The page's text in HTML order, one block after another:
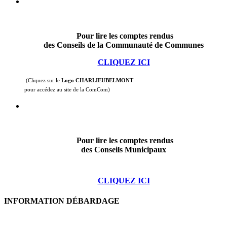
Pour lire les comptes rendus
des Conseils de la Communauté de Communes
CLIQUEZ ICI
(Cliquez sur le Logo CHARLIEUBELMONT
pour accédez au site de la ComCom)
Pour lire les comptes rendus
des Conseils Municipaux
CLIQUEZ ICI
INFORMATION DÉBARDAGE